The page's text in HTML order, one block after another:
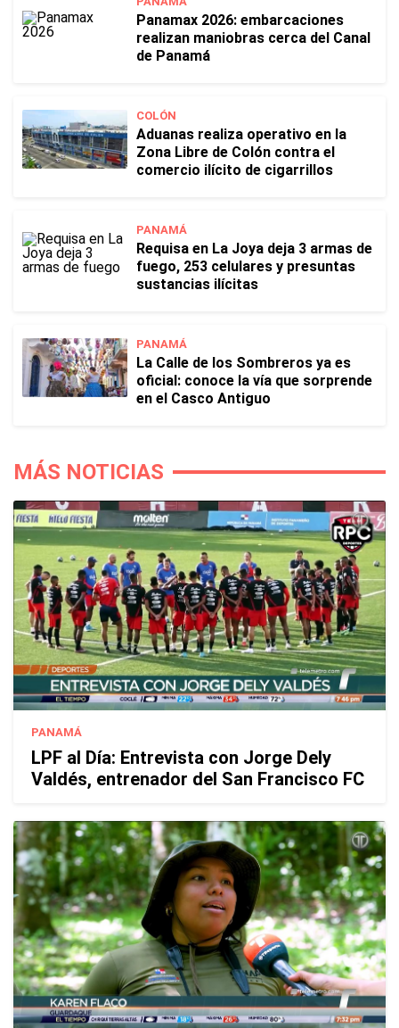
Panamax 2026: embarcaciones
realizan maniobras cerca del Canal
de Panamá
COLÓN
Aduanas realiza operativo en la
Zona Libre de Colón contra el
comercio ilícito de cigarrillos
PANAMÁ
Requisa en La Joya deja 3 armas de
fuego, 253 celulares y presuntas
sustancias ilícitas
PANAMÁ
La Calle de los Sombreros ya es
oficial: conoce la vía que sorprende
en el Casco Antiguo
MÁS NOTICIAS
PANAMÁ
LPF al Día: Entrevista con Jorge Dely
Valdés, entrenador del San Francisco FC